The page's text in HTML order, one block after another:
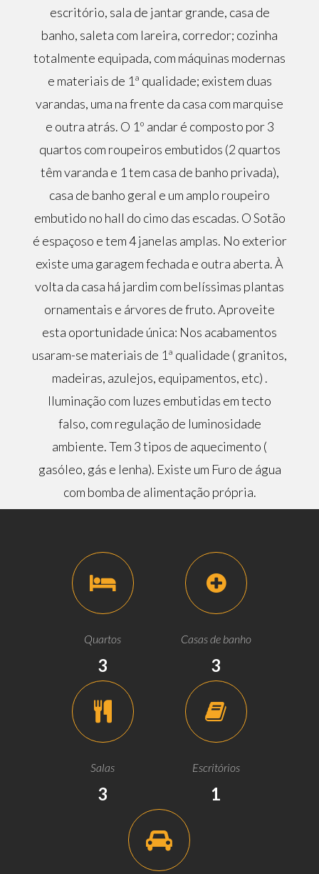
escritório, sala de jantar grande, casa de
banho, saleta com lareira, corredor; cozinha
totalmente equipada, com máquinas modernas
e materiais de 1ª qualidade; existem duas
varandas, uma na frente da casa com marquise
e outra atrás. O 1º andar é composto por 3
quartos com roupeiros embutidos (2 quartos
têm varanda e 1 tem casa de banho privada),
casa de banho geral e um amplo roupeiro
embutido no hall do cimo das escadas. O Sotão
é espaçoso e tem 4 janelas amplas. No exterior
existe uma garagem fechada e outra aberta. À
volta da casa há jardim com belíssimas plantas
ornamentais e árvores de fruto. Aproveite
esta oportunidade única: Nos acabamentos
usaram-se materiais de 1ª qualidade ( granitos,
madeiras, azulejos, equipamentos, etc) .
Iluminação com luzes embutidas em tecto
falso, com regulação de luminosidade
ambiente. Tem 3 tipos de aquecimento (
gasóleo, gás e lenha). Existe um Furo de água
com bomba de alimentação própria.
Quartos
3
Casas de banho
3
Salas
3
Escritórios
1